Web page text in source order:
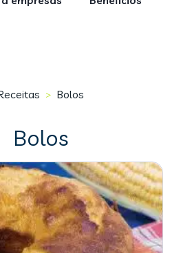
> Bolos
Bolos